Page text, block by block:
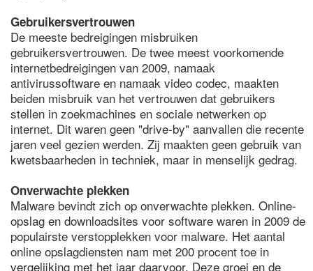
Gebruikersvertrouwen
De meeste bedreigingen misbruiken
gebruikersvertrouwen. De twee meest voorkomende
internetbedreigingen van 2009, namaak
antivirussoftware en namaak video codec, maakten
beiden misbruik van het vertrouwen dat gebruikers
stellen in zoekmachines en sociale netwerken op
internet. Dit waren geen "drive-by" aanvallen die recente
jaren veel gezien werden. Zij maakten geen gebruik van
kwetsbaarheden in techniek, maar in menselijk gedrag.
Onverwachte plekken
Malware bevindt zich op onverwachte plekken. Online-
opslag en downloadsites voor software waren in 2009 de
populairste verstopplekken voor malware. Het aantal
online opslagdiensten nam met 200 procent toe in
vergelijking met het jaar daarvoor. Deze groei en de